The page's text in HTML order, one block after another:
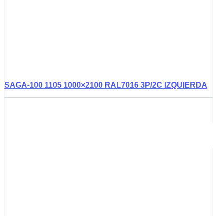
SAGA-100 1105 1000×2100 RAL7016 3P/2C IZQUIERDA